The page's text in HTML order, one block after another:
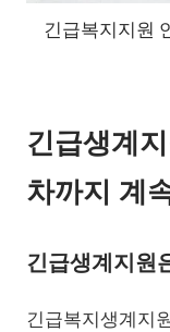
긴급복지지원
긴급생계
차까지 계
긴급생계지원
긴급복지생계지